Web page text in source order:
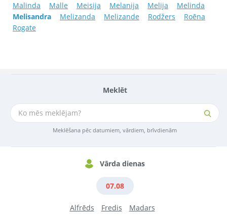
Meklēt
Meklēšana pēc datumiem, vārdiem, brīvdienām
Vārda dienas
07.08
Alfrēds Fredis Madars
Malinda
Malle Meisija Melanija Melija
Melinda
Melisandra
Melizanda Melizande Rodžers
Roēna
Rogate